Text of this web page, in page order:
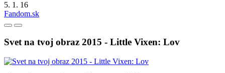
5. 1. 16
Fandom.sk
Svet na tvoj obraz 2015 - Little Vixen: Lov